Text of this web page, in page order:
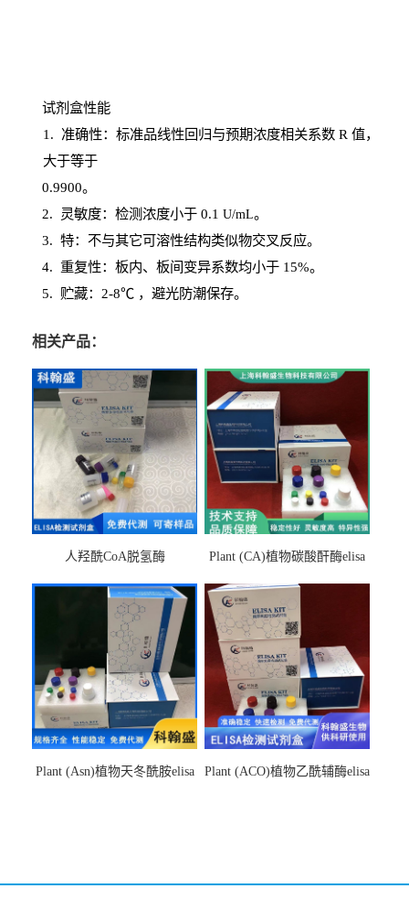
试剂盒性能
1 . 准确性：标准品线性回归与预期浓度相关系数 R 值，
大于等于
0.9900。
2. 灵敏度：检测浓度小于0.1 U/mL。
3. 特：不与其它可溶性结构类似物交叉反应。
4. 重复性：板内、板间变异系数均小于15%。
5. 贮藏：2-8℃ ，避光防潮保存。
相关产品：
人羟酰CoA脱氢酶
Plant (CA)植物碳酸酐酶elisa
Plant (Asn)植物天冬酰胺elisa
Plant (ACO)植物乙酰辅酶elisa